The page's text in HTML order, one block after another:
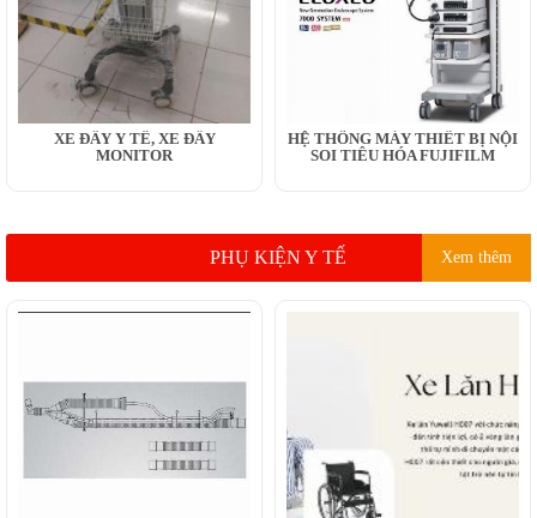
XE ĐẨY Y TẾ, XE ĐẨY
MONITOR
HỆ THỐNG MÁY THIẾT BỊ NỘI
SOI TIÊU HÓA FUJIFILM
PHỤ KIỆN Y TẾ Xem thêm